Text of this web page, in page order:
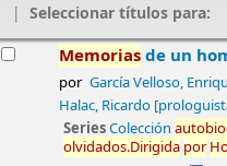
Seleccionar títulos para:
Memoriasde un
por García Velloso,
Halac, Ricardo
SeriesColección
olvidados.Dirigida por